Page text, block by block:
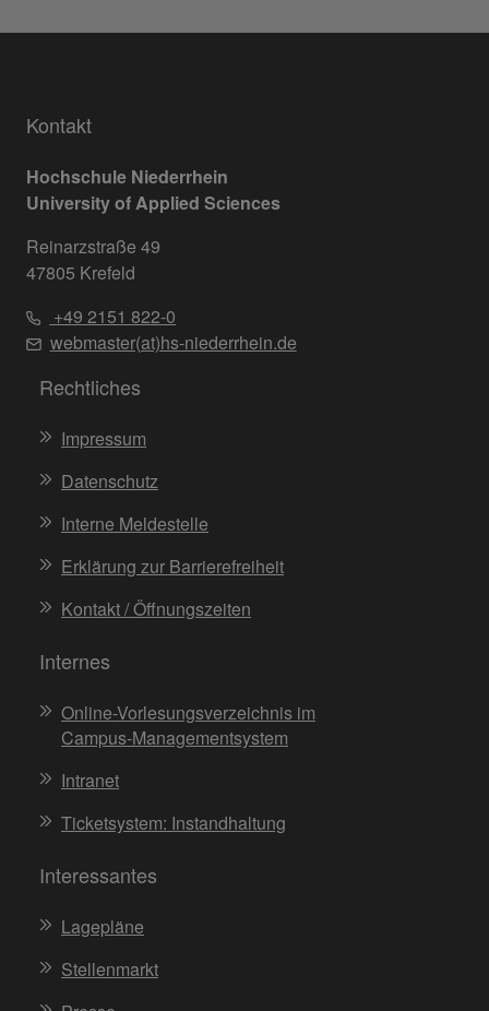
Kontakt
Hochschule Niederrhein
University of Applied Sciences
Reinarzstraße 49
47805 Krefeld
+49 2151 822-0
webmaster(at)hs-niederrhein.de
Rechtliches
Impressum
Datenschutz
Interne Meldestelle
Erklärung zur Barrierefreiheit
Kontakt / Öffnungszeiten
Internes
Online-Vorlesungsverzeichnis im
Campus-Managementsystem
Intranet
Ticketsystem: Instandhaltung
Interessantes
Lagepläne
Stellenmarkt